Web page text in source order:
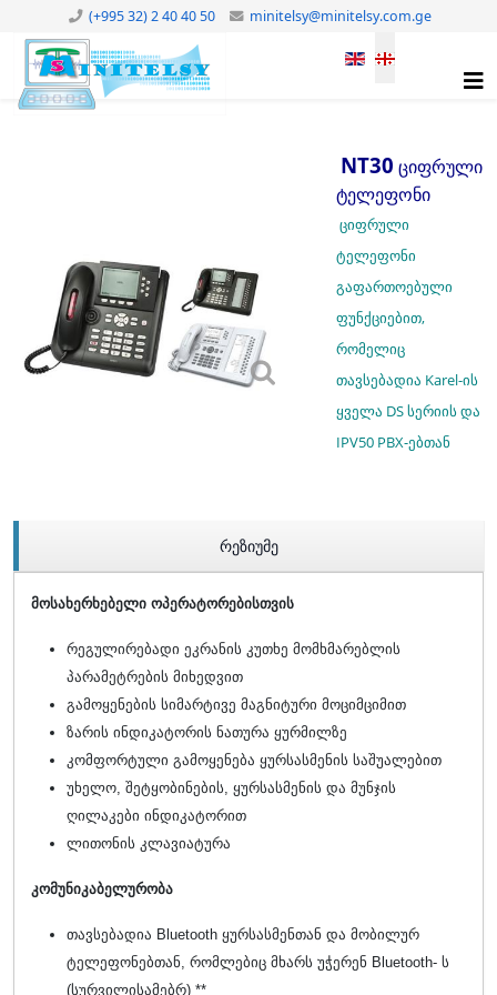
(+995 32) 2 40 40 50 minitelsy@minitelsy.com.ge
NT30 ციფრული
ტელეფონი
ციფრული
ტელეფონი
გაფართოებული
ფუნქციებით,
რომელიც
თავსებადია Karel-ის
ყველა DS სერიის და
IPV50 PBX-ებთან
რეზიუმე
მოსახერხებელი ოპერატორებისთვის
რეგულირებადი ეკრანის კუთხე მომხმარებლის
პარამეტრების მიხედვით
გამოყენების სიმარტივე მაგნიტური მოციმციმით
ზარის ინდიკატორის ნათურა ყურმილზე
კომფორტული გამოყენება ყურსასმენის საშუალებით
უხელო, შეტყობინების, ყურსასმენის და მუნჯის
ღილაკები ინდიკატორით
ლითონის კლავიატურა
კომუნიკაბელურობა
თავსებადია Bluetooth ყურსასმენთან და მობილურ
ტელეფონებთან, რომლებიც მხარს უჭერენ Bluetooth- ს
(სურვილისამებრ) **